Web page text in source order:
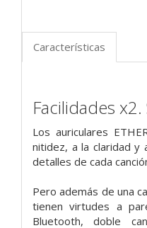
Características
Facilidades
Los auriculares
nitidez, a la claridad
detalles de cada
Pero además de una
tienen virtudes a
Bluetooth, doble